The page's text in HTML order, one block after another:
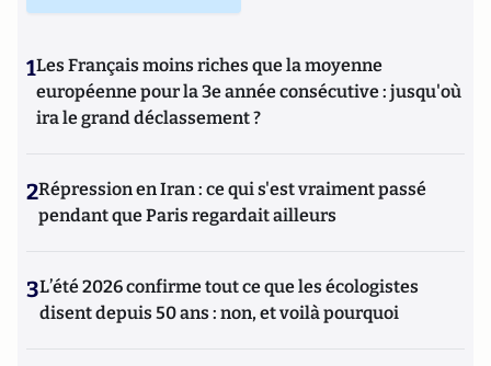
1Les Français moins riches que la moyenne
européenne pour la 3e année consécutive : jusqu'où
ira le grand déclassement ?
2Répression en Iran : ce qui s'est vraiment passé
pendant que Paris regardait ailleurs
3L’été 2026 confirme tout ce que les écologistes
disent depuis 50 ans : non, et voilà pourquoi